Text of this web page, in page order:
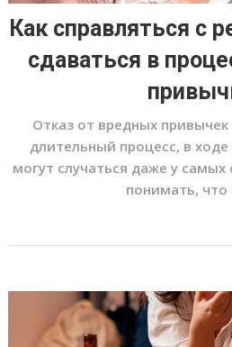
Как справляться с
сдаваться в
Отказ от вредных
длительный процесс, в
могут случаться даже у
понимать, что